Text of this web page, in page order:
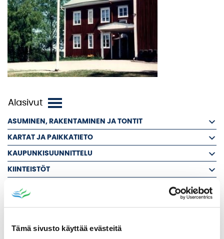
Tämä sivusto käyttää evästeitä
ASUMINEN, RAKENTAMINEN JA TONTIT
KARTAT JA PAIKKATIETO
KAUPUNKISUUNNITTELU
KIINTEISTÖT
YMPÄRISTÖ JA LUONTO